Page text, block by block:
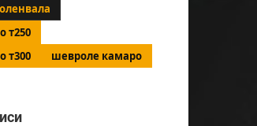
т250
т300
шевроле камаро